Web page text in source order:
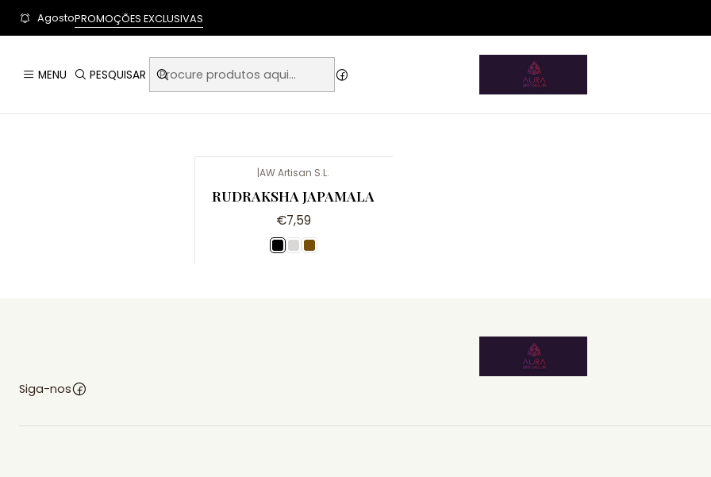
User-agent: * Allow: / Sitemap: https://www.auraemporium.pt/sitemap.xml
MENU PESQUISAR
AgostoPROMOÇÕES EXCLUSIVAS
Início Terapias Holísticas Ho'oponopono
Ho'oponopono
|AW Artisan S.L.
RUDRAKSHA JAPAMALA
€7,59
Siga-nos